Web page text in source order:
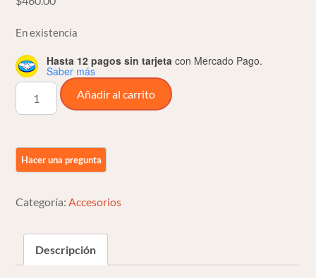
En existencia
Hasta 12 pagos sin tarjeta con Mercado Pago.
Saber más
Junta
Gasket
Harley
Milwaukee
cantidad
Añadir al carrito
Categoría:Accesorios
Descripción